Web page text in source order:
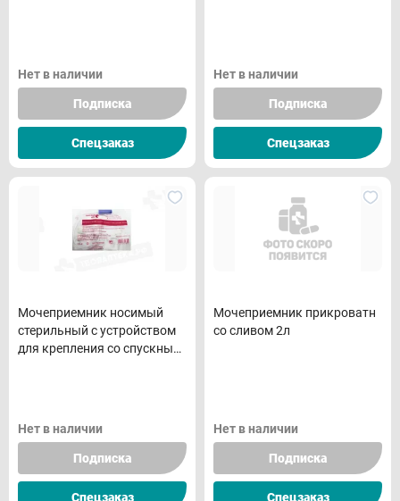
Нет в наличии
Подписка
Спецзаказ
Нет в наличии
Подписка
Спецзаказ
Мочеприемник носимый
стерильный с устройством
для крепления со спускным
Нет в наличии
Подписка
Спецзаказ
Мочеприемник прикроватн
со сливом 2л
Нет в наличии
Подписка
Спецзаказ